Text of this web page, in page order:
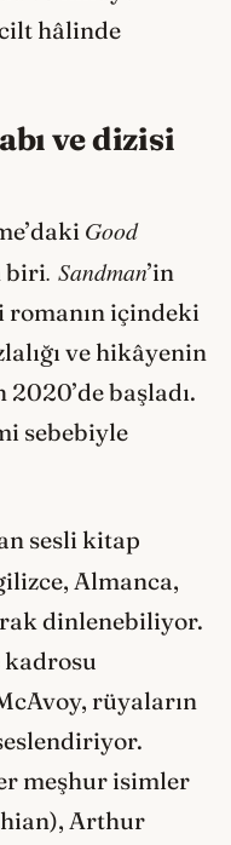
hâlinde
ve dizisi
Good
biri. Sandman’in
romanın içindeki
ve hikâyenin
başladı.
sebebiyle
sesli kitap
Almanca,
dinlenebiliyor.
rüyaların
meşhur isimler
Arthur